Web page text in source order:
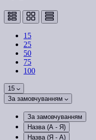
15
25
50
75
100
15
За замовчуванням
За замовчуванням
Назва (А - Я)
Назва (Я - А)